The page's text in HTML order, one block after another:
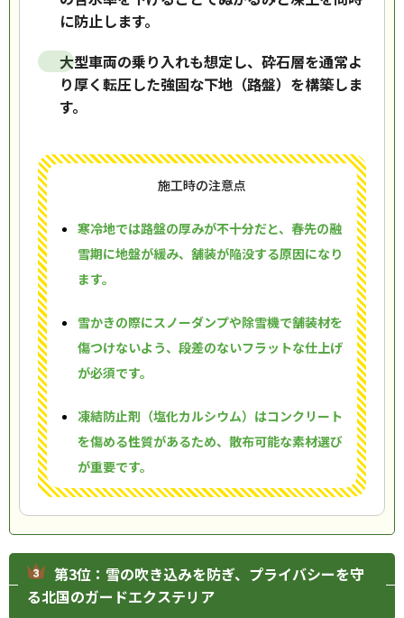
に防止します。
大型車両の乗り入れも想定し、砕石層を通常よ
り厚く転圧した強固な下地（路盤）を構築しま
す。
施工時の注意点
寒冷地では路盤の厚みが不十分だと、春先の融
雪期に地盤が緩み、舗装が陥没する原因になり
ます。
雪かきの際にスノーダンプや除雪機で舗装材を
傷つけないよう、段差のないフラットな仕上げ
が必須です。
凍結防止剤（塩化カルシウム）はコンクリート
を傷める性質があるため、散布可能な素材選び
が重要です。
第3位：雪の吹き込みを防ぎ、プライバシーを守
る北国のガードエクステリア